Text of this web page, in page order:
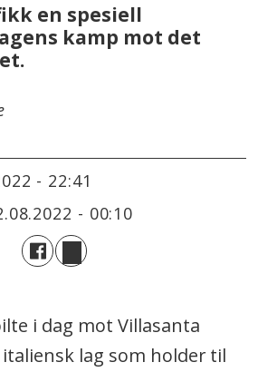
en spesiell
kamp mot det
- 22:41
- 00:10
i dag mot Villasanta
italiensk lag som holder til